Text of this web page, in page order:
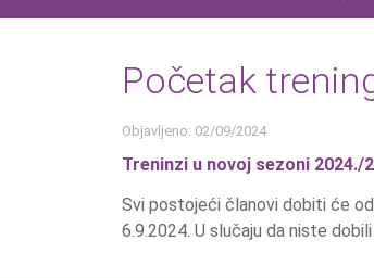
Početak
Objavljeno: 02/09/2024
Treninzi u novoj sezoni 2024./
Svi postojeći članovi dobiti će
6.9.2024. U slučaju da niste